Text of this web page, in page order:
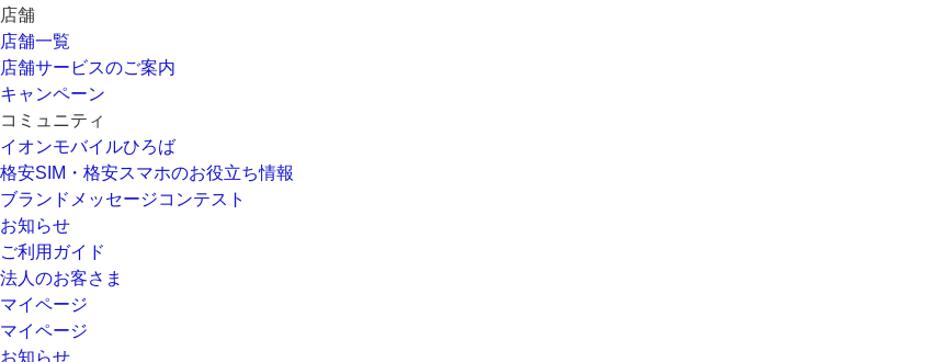
店舗
店舗一覧
店舗サービスのご案内
キャンペーン
コミュニティ
イオンモバイルひろば
格安SIM・格安スマホのお役立ち情報
ブランドメッセージコンテスト
お知らせ
ご利用ガイド
法人のお客さま
マイページ
マイページ
お知らせ